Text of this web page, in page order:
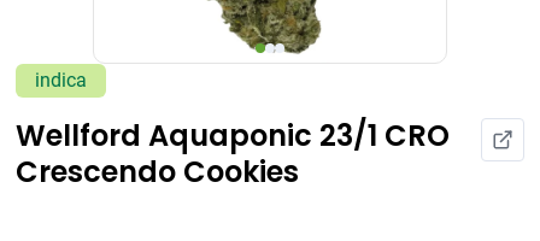
indica
Wellford Aquaponic 23/1 CRO
Crescendo Cookies